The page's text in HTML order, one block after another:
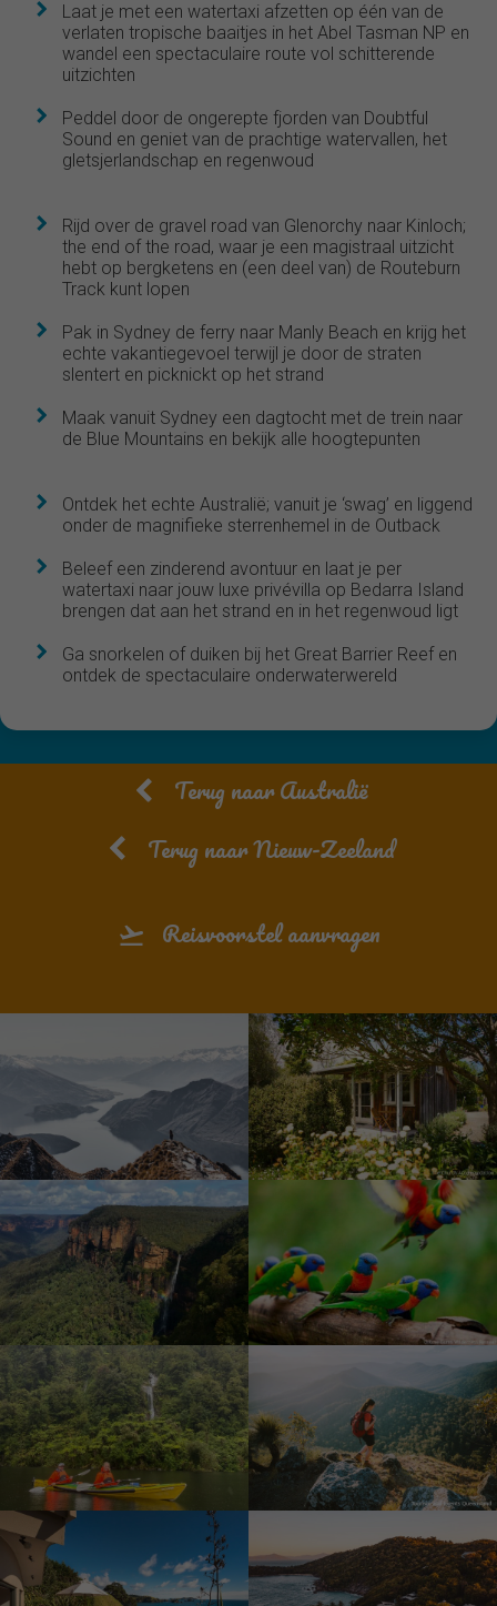
Laat je met een watertaxi afzetten op één van de
verlaten tropische baaitjes in het Abel Tasman NP en
wandel een spectaculaire route vol schitterende
uitzichten
Peddel door de ongerepte fjorden van Doubtful
Sound en geniet van de prachtige watervallen, het
gletsjerlandschap en regenwoud
Rijd over de gravel road van Glenorchy naar Kinloch;
the end of the road, waar je een magistraal uitzicht
hebt op bergketens en (een deel van) de Routeburn
Track kunt lopen
Pak in Sydney de ferry naar Manly Beach en krijg het
echte vakantiegevoel terwijl je door de straten
slentert en picknickt op het strand
Maak vanuit Sydney een dagtocht met de trein naar
de Blue Mountains en bekijk alle hoogtepunten
Ontdek het echte Australië; vanuit je ‘swag’ en liggend
onder de magnifieke sterrenhemel in de Outback
Beleef een zinderend avontuur en laat je per
watertaxi naar jouw luxe privévilla op Bedarra Island
brengen dat aan het strand en in het regenwoud ligt
Ga snorkelen of duiken bij het Great Barrier Reef en
ontdek de spectaculaire onderwaterwereld
Terug naar Australië
Terug naar Nieuw-Zeeland
Reisvoorstel aanvragen